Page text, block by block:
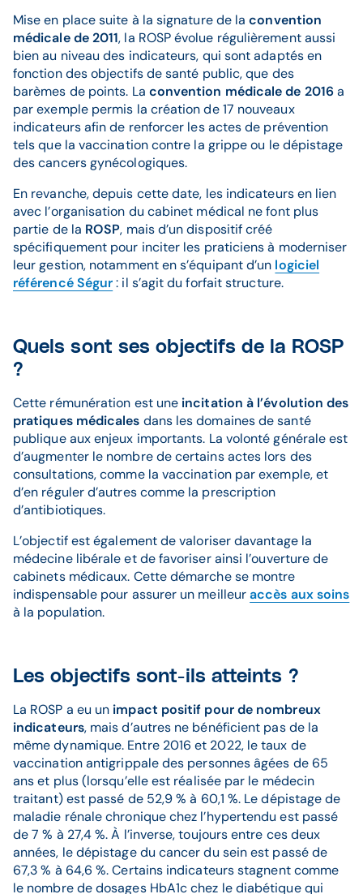
Mise en place suite à la signature de laconvention
médicale de 2011, la ROSP évolue régulièrement aussi
bien au niveau des indicateurs, qui sont adaptés en
fonction des objectifs de santé public, que des
barèmes de points. La convention médicale de 2016a
par exemple permis la création de 17 nouveaux
indicateurs afin de renforcer les actes de prévention
tels que la vaccination contre la grippe ou le dépistage
des cancers gynécologiques.
En revanche, depuis cette date, les indicateurs en lien
avec l’organisation du cabinet médical ne font plus
partie de la ROSP, mais d’un dispositif créé
spécifiquement pour inciter les praticiens à moderniser
leur gestion, notamment en s’équipant d’un logiciel
référencé Ségur: il s’agit du forfait structure.
Quels sont ses objectifs de la ROSP
?
Cette rémunération est une incitation à l’évolution des
pratiques médicales dans les domaines de santé
publique aux enjeux importants. La volonté générale est
d’augmenter le nombre de certains actes lors des
consultations, comme la vaccination par exemple, et
d’en réguler d’autres comme la prescription
d’antibiotiques.
L’objectif est également de valoriser davantage la
médecine libérale et de favoriser ainsi l’ouverture de
cabinets médicaux. Cette démarche se montre
indispensable pour assurer un meilleuraccès aux soins
à la population.
Les objectifs sont-ils atteints ?
La ROSP a eu un impact positif pour de nombreux
indicateurs, mais d’autres ne bénéficient pas de la
même dynamique. Entre 2016 et 2022, le taux de
vaccination antigrippale des personnes âgées de 65
ans et plus (lorsqu’elle est réalisée par le médecin
traitant) est passé de 52,9 % à 60,1 %. Le dépistage de
maladie rénale chronique chez l’hypertendu est passé
de 7 % à 27,4 %. À l’inverse, toujours entre ces deux
années, le dépistage du cancer du sein est passé de
67,3 % à 64,6 %. Certains indicateurs stagnent comme
le nombre de dosages HbA1c chez le diabétique qui